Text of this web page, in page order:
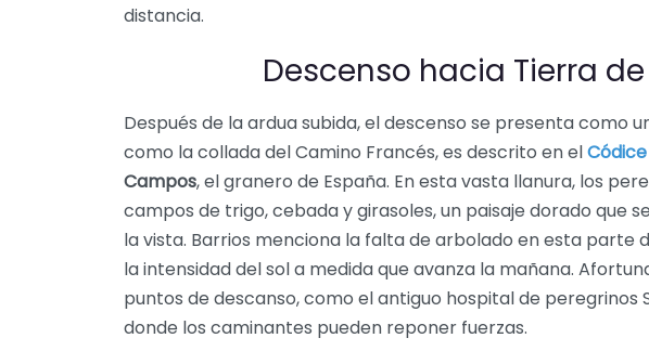
distancia.
Descenso hacia Tierra
Después de la ardua subida, el descenso se presenta como
como la collada del Camino Francés, es descrito en el
Campos, el granero de España. En esta vasta llanura, los
campos de trigo, cebada y girasoles, un paisaje dorado que
la vista. Barrios menciona la falta de arbolado en esta parte
la intensidad del sol a medida que avanza la mañana.
puntos de descanso, como el antiguo hospital de peregrinos
donde los caminantes pueden reponer fuerzas.